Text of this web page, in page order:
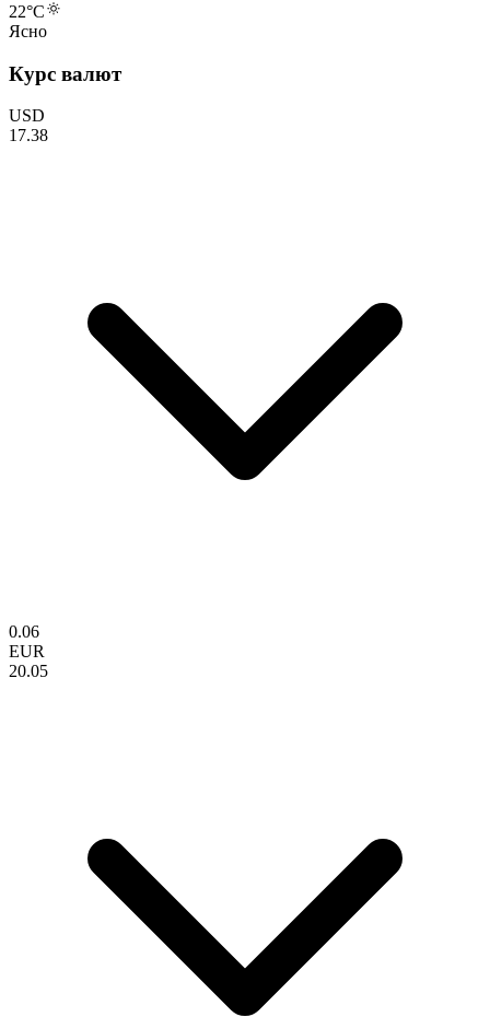
22°C
Ясно
Курс валют
USD
17.38
0.06
EUR
20.05